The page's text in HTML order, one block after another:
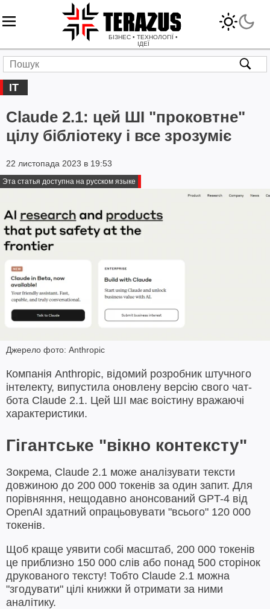
БІЗНЕС • ТЕХНОЛОГІЇ •
ІДЕЇ
IT
Claude 2.1: цей ШІ "проковтне"
цілу бібліотеку і все зрозуміє
22 листопада 2023 в 19:53
Эта статья доступна на русском языке
Джерело фото: Anthropic
Компанія Anthropic, відомий розробник штучного
інтелекту, випустила оновлену версію свого чат-
бота Claude 2.1. Цей ШІ має воістину вражаючі
характеристики.
Гігантське "вікно контексту"
Зокрема, Claude 2.1 може аналізувати тексти
довжиною до 200 000 токенів за один запит. Для
порівняння, нещодавно анонсований GPT-4 від
OpenAI здатний опрацьовувати "всього" 120 000
токенів.
Щоб краще уявити собі масштаб, 200 000 токенів
це приблизно 150 000 слів або понад 500 сторінок
друкованого тексту! Тобто Claude 2.1 можна
"згодувати" цілі книжки й отримати за ними
аналітику.